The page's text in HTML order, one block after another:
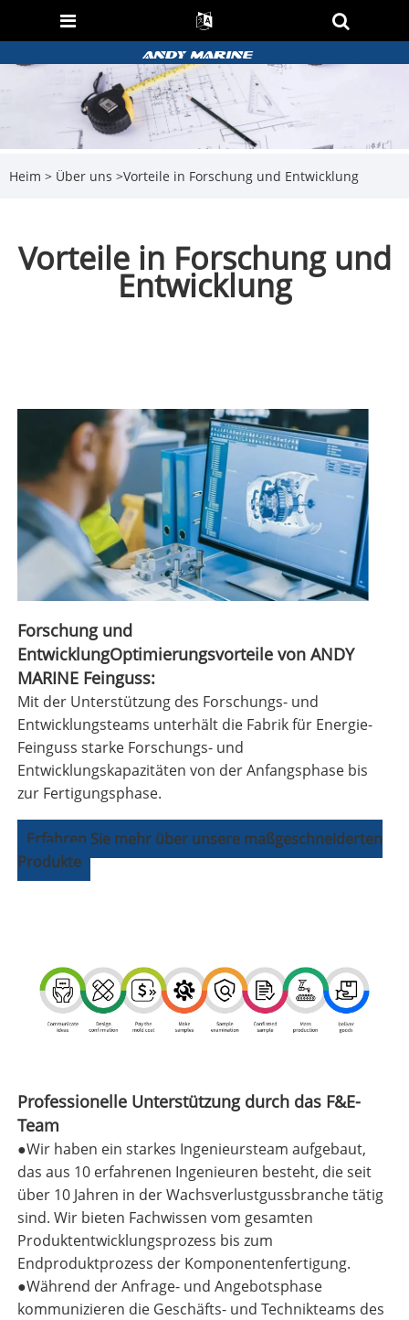
Heim > Über uns >Vorteile in Forschung und Entwicklung
Vorteile in Forschung und
Entwicklung
Forschung und
EntwicklungOptimierungsvorteile von ANDY
MARINE Feinguss:
Mit der Unterstützung des Forschungs- und
Entwicklungsteams unterhält die Fabrik für Energie-
Feinguss starke Forschungs- und
Entwicklungskapazitäten von der Anfangsphase bis
zur Fertigungsphase.
Erfahren Sie mehr über unsere maßgeschneiderten
Produkte
Professionelle Unterstützung durch das F&E-
Team
●Wir haben ein starkes Ingenieursteam aufgebaut,
das aus 10 erfahrenen Ingenieuren besteht, die seit
über 10 Jahren in der Wachsverlustgussbranche tätig
sind. Wir bieten Fachwissen vom gesamten
Produktentwicklungsprozess bis zum
Endproduktprozess der Komponentenfertigung.
●Während der Anfrage- und Angebotsphase
kommunizieren die Geschäfts- und Technikteams des